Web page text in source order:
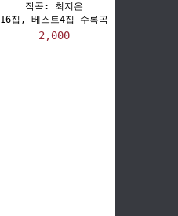
작곡: 최지은
16집, 베스트4집 수록곡
2,000